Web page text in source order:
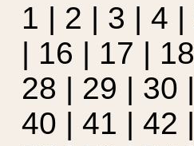
1 | 2 | 3 | 4 |
| 16 | 17 | 18
28 | 29 | 30 |
40 | 41 | 42 |